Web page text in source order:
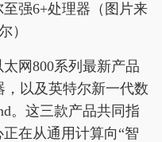
至强6+处理器（图片来
）
网800系列最新产品
以及英特尔新一代数
。这三款产品共同指
在从通用计算向“智